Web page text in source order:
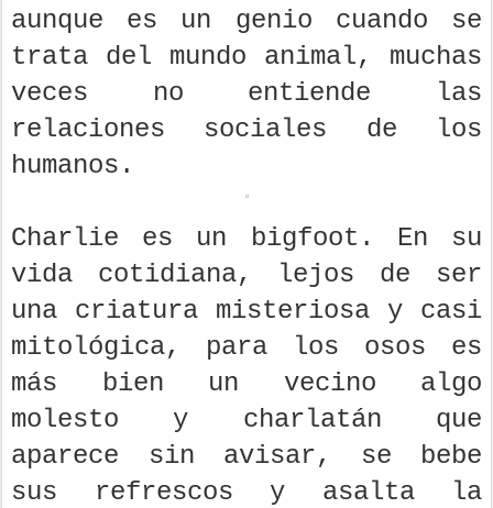
aunque es un genio cuando se
trata del mundo animal, muchas
veces no entiende las
relaciones sociales de los
humanos.
Charlie es un bigfoot. En su
vida cotidiana, lejos de ser
una criatura misteriosa y casi
mitológica, para los osos es
más bien un vecino algo
molesto y charlatán que
aparece sin avisar, se bebe
sus refrescos y asalta la